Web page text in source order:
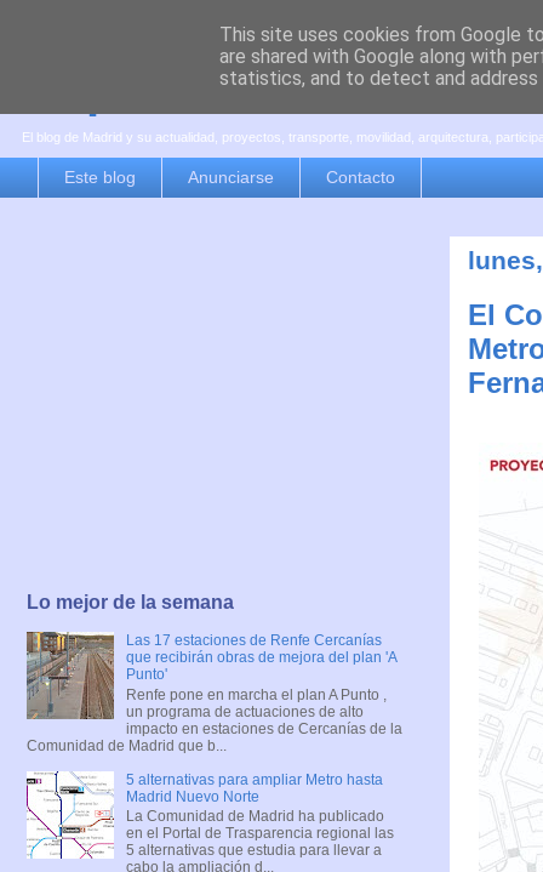
es por madrid
El blog de Madrid y su actualidad, proyectos, transporte, movilidad, arquitectura,
Este blog Anunciarse Contacto
El
Lo mejor de la semana
Las 17 estaciones de Renfe Cercanías
que recibirán obras de mejora del plan 'A
Punto'
Renfe pone en marcha el plan A Punto ,
un programa de actuaciones de alto
impacto en estaciones de Cercanías de la
Comunidad de Madrid que b...
5 alternativas para ampliar Metro hasta
Madrid Nuevo Norte
La Comunidad de Madrid ha publicado
en el Portal de Trasparencia regional las
5 alternativas que estudia para llevar a
cabo la ampliación d...
This site uses cookies from Google
are shared with Google along with
statistics, and to detect and address